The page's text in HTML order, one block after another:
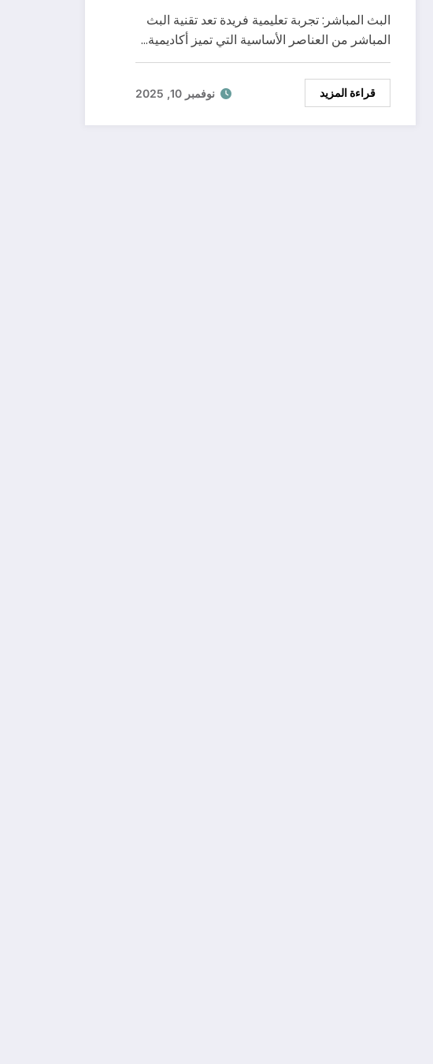
البث المباشر: تجربة تعليمية فريدة تعد تقنية البث
المباشر من العناصر الأساسية التي تميز أكاديمية…
قراءة المزيد نوفمبر 10, 2025